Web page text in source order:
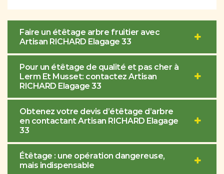
Faire un étêtage arbre fruitier avec
Artisan RICHARD Elagage 33
Pour un étêtage de qualité et pas cher à
Lerm Et Musset: contactez Artisan
RICHARD Elagage 33
Obtenez votre devis d’étêtage d’arbre
en contactant Artisan RICHARD Elagage
33
Étêtage : une opération dangereuse,
mais indispensable